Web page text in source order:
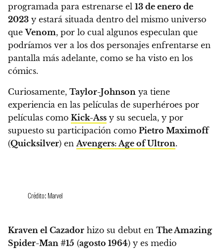
programada para estrenarse el 13 de enero de
2023 y estará situada dentro del mismo universo
queVenom, por lo cual algunos especulan que
podríamos ver a los dos personajes enfrentarse en
pantalla más adelante, como se ha visto en los
cómics.
Curiosamente, Taylor-Johnson ya tiene
experiencia en las películas de superhéroes por
películas como Kick-Ass y su secuela, y por
supuesto su participación como Pietro Maximoff
(Quicksilver) enAvengers: Age of Ultron.
Crédito: Marvel
Kraven el Cazador hizo su debut en The Amazing
Spider-Man #15 (agosto 1964) y es medio